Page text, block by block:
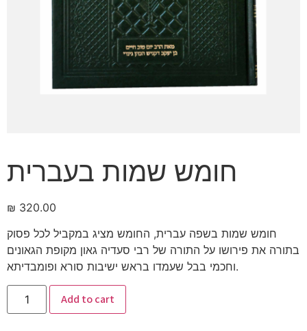
חומש שמות בעברית
₪ 320.00
חומש שמות בשפה עברית, החומש מציג במקביל לכל פסוק
בתורה את פירושו על התורה של רבי סעדיה גאון מקופת הגאונים
וחכמי בבל שעמדו בראש ישיבות סורא ופומבדיתא.
Add to cart